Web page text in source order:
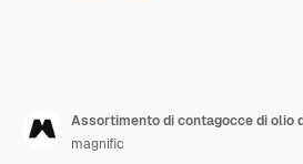
Assortimento di contagocce di olio
magnific